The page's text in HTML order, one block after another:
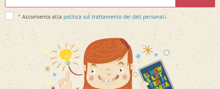
* Acconsento alla politica sul trattamento dei dati personali